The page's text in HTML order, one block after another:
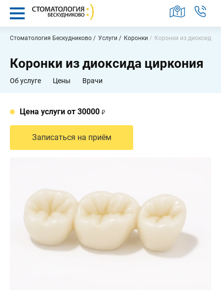
Стоматология Бескудниково Услуги Коронки Коронки из диоксида
Об услуге Цены Врачи
Коронки из диоксида циркония
Цена услуги от 30000
Записаться на приём
Заказать звонок
Москва,
2А
Пн-
Вс
21:00
Найти услугу, врача или статью
Наши
работы
Врачи
клинике